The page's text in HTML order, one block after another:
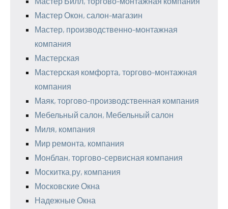
Мастер Окон, салон-магазин
Мастер, производственно-монтажная
компания
Мастерская
Мастерская комфорта, торгово-монтажная
компания
Маяк, торгово-производственная компания
Мебельный салон, Мебельный салон
Миля, компания
Мир ремонта, компания
Монблан, торгово-сервисная компания
Москитка.ру, компания
Московские Окна
Надежные Окна